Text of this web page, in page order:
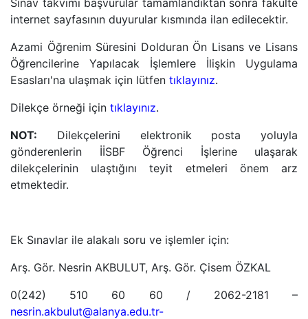
Sınav takvimi başvurular tamamlandıktan sonra fakülte
internet sayfasının duyurular kısmında ilan edilecektir.
Azami Öğrenim Süresini Dolduran Ön Lisans ve Lisans
Öğrencilerine Yapılacak İşlemlere İlişkin Uygulama
Esasları'na ulaşmak için lütfen tıklayınız.
Dilekçe örneği için tıklayınız.
NOT: Dilekçelerini elektronik posta yoluyla
gönderenlerin İİSBF Öğrenci İşlerine ulaşarak
dilekçelerinin ulaştığını teyit etmeleri önem arz
etmektedir.
Ek Sınavlar ile alakalı soru ve işlemler için:
Arş. Gör. Nesrin AKBULUT, Arş. Gör. Çisem ÖZKAL
0(242) 510 60 60 / 2062-2181 –
nesrin.akbulut@alanya.edu.tr-